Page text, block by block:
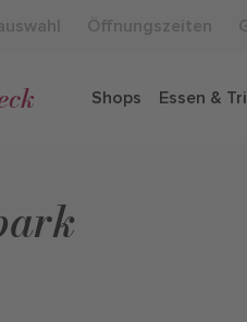
Öffnungszeiten
Shops Essen &